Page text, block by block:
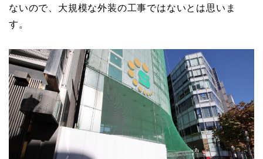
ないので、大規模な外装の工事ではないとは思いま
す。